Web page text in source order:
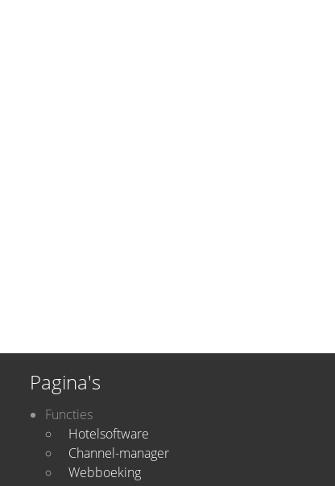
Pagina's
Functies
Hotelsoftware
Channel-manager
Webboeking